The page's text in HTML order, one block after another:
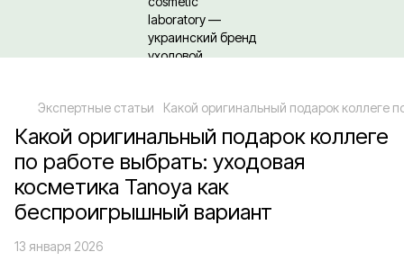
Экспертные статьи Какой оригинальный подарок коллеге
Какой оригинальный подарок коллеге
по работе выбрать: уходовая
косметика Tanoya как
беспроигрышный вариант
13 января 2026